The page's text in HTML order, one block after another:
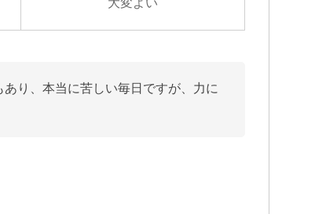
り、本当に苦しい毎日ですが、力に